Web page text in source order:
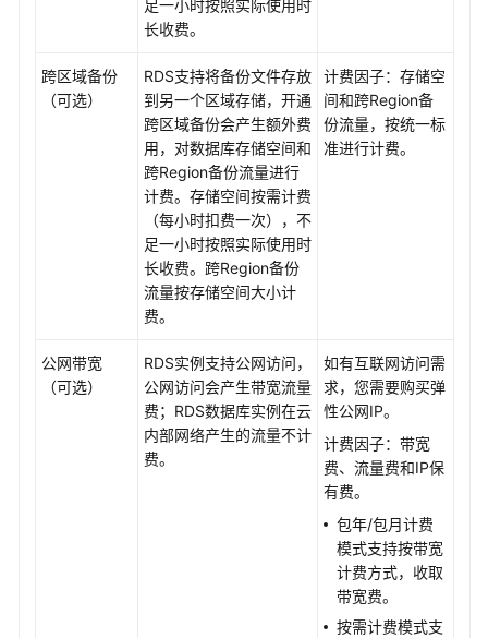
灾
管
断
和
足一小时按照实际使用时
长收费。
跨区域备份
（可选）
RDS支持将备份文件存放
到另一个区域存储，开通
跨区域备份会产生额外费
用，对数据库存储空间和
跨Region备份流量进行
计费。存储空间按需计费
（每小时扣费一次），不
足一小时按照实际使用时
长收费。跨Region备份
流量按存储空间大小计
费。
计费因子：存储空
间和跨Region备
份流量，按统一标
准进行计费。
公网带宽
（可选）
RDS实例支持公网访问，
公网访问会产生带宽流量
费；RDS数据库实例在云
内部网络产生的流量不计
费。
如有互联网访问需
求，您需要购买弹
性公网IP。
计费因子：带宽
费、流量费和IP保
有费。
包年/包月计费
模式支持按带宽
计费方式，收取
带宽费。
按需计费模式支